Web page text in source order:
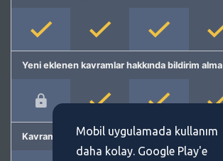
Yeni eklenen kavramlar hakkında bildirim alma
Kavram önermeMobil uygulamada kullanım
daha kolay. Google Play'e